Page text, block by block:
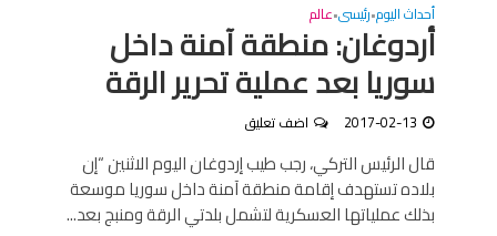
أحداث اليوم•رئيسى•عالم
أردوغان: منطقة آمنة داخل
سوريا بعد عملية تحرير الرقة
2017-02-13 اضف تعليق
قال الرئيس التركي، رجب طيب إردوغان اليوم الاثنين “إن
بلاده تستهدف إقامة منطقة آمنة داخل سوريا موسعة
بذلك عملياتها العسكرية لتشمل بلدتي الرقة ومنبج بعد...